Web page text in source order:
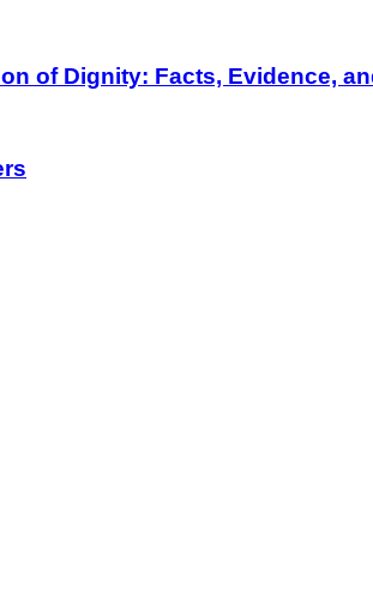
of Dignity: Facts, Evidence,